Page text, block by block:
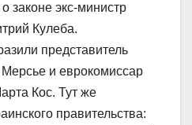
законе экс-министр
Кулеба.
представитель
и еврокомиссар
Кос. Тут же
правительства: